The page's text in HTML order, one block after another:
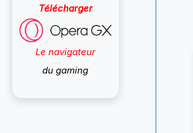
Télécharger
Le navigateur
du gaming